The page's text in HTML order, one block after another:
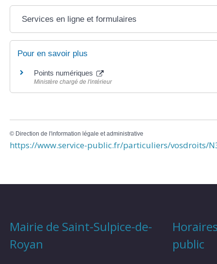
Services en ligne et formulaires
Pour en savoir plus
Points numériques
Ministère chargé de l'intérieur
© Direction de l'information légale et administrative
https://www.service-public.fr/particuliers/vosdroits/
Mairie de Saint-Sulpice-de-
Royan
public